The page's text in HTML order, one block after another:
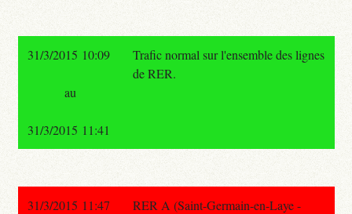
31/3/2015 10:09
Trafic normal sur l'ensemble des lignes
de RER.
au
31/3/2015 11:41
31/3/2015 11:47
RER A (Saint-Germain-en-Laye -